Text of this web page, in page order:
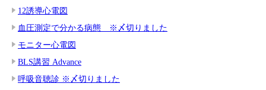
12誘導心電図
血圧測定で分かる病態 ※〆切りました
モニター心電図
BLS講習 Advance
呼吸音聴診 ※〆切りました